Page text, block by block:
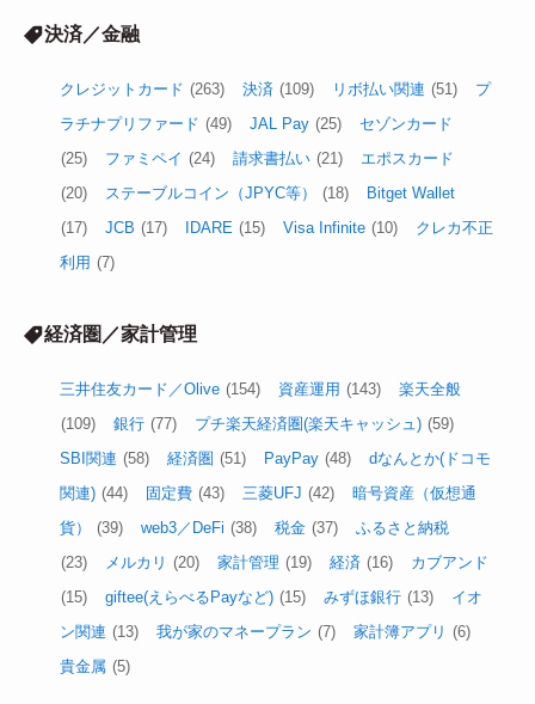
決済／金融
クレジットカード (263) 決済 (109) リボ払い関連 (51)
プ
ラチナプリファード (49) JAL Pay (25)
セゾンカード
(25)
ファミペイ (24) 請求書払い (21)
エポスカード
(20)
ステーブルコイン（JPYC等） (18)
Bitget Wallet
(17)
JCB (17) IDARE (15) Visa Infinite (10)
クレカ不正
利用 (7)
経済圏／家計管理
三井住友カード／Olive (154) 資産運用 (143)
楽天全般
(109)
銀行 (77) プチ楽天経済圏(楽天キャッシュ) (59)
SBI関連 (58) 経済圏 (51) PayPay (48)
dなんとか(ドコモ
関連) (44) 固定費 (43) 三菱UFJ (42)
暗号資産（仮想通
貨）
(39) web3／DeFi (38) 税金 (37)
ふるさと納税
(23)
メルカリ (20) 家計管理 (19) 経済 (16)
カブアンド
(15)
giftee(えらべるPayなど) (15) みずほ銀行 (13)
イオ
ン関連 (13) 我が家のマネープラン (7) 家計簿アプリ (6)
貴金属 (5)